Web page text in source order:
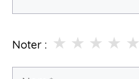
Noter : ★
★
★
★
★
Nom